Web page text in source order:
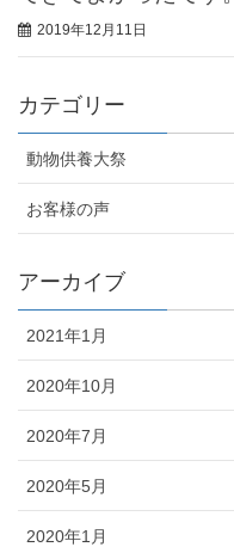
2019年12月11日
カテゴリー
動物供養大祭
お客様の声
アーカイブ
2021年1月
2020年10月
2020年7月
2020年5月
2020年1月